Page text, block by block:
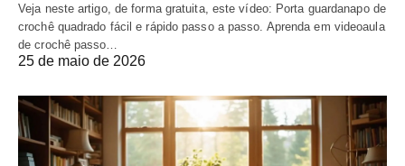
Veja neste artigo, de forma gratuita, este vídeo: Porta guardanapo de
crochê quadrado fácil e rápido passo a passo. Aprenda em videoaula
de crochê passo…
25 de maio de 2026